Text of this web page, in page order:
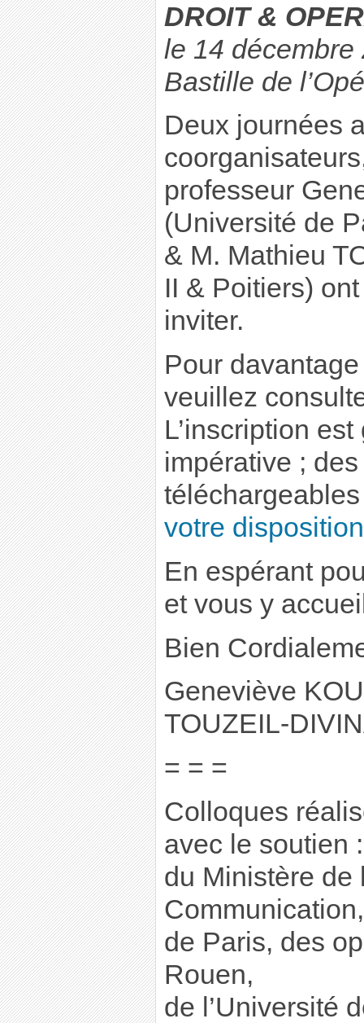
DROIT &
le 14
Bastille de
Deux journées
professeur
(Université de
& M. Mathieu
II & Poitiers)
inviter.
Pour
veuillez
L’inscription
impérative ;
votre disposition
En espérant
et vous y
Bien
Geneviève
TOUZEIL-
= = =
Colloques
avec le soutien :
du Ministère de
de Paris, des
Rouen,
de l’Université